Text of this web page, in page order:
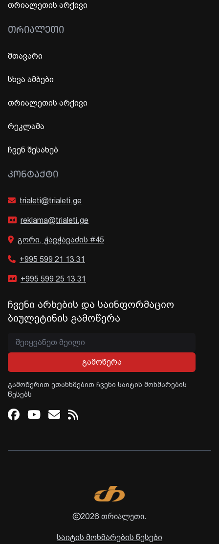
თრიალეთის არქივი
ᲗᲠᲘᲐᲚᲔᲗᲘ
მთავარი
სხვა ამბები
თრიალეთის არქივი
რეკლამა
ჩვენ შესახებ
ᲙᲝᲜᲢᲐᲥᲢᲘ
trialeti@trialeti.ge
reklama@trialeti.ge
გორი, ჭავჭავაძის #45
+995 599 21 13 31
+995 599 25 13 31
ჩვენი არხების და საინფორმაციო
ბიულეტინის გამოწერა
გამოწერა
გამოწერით ეთანხმებით ჩვენი საიტის მოხმარების
წესებს
Facebook
Youtube
Email
RSS
2026 თრიალეთი.
საიტის მოხმარების წესები